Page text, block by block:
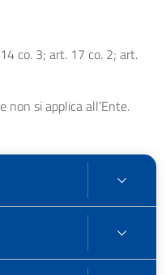
co. 3; art. 17 co. 2; art.
non si applica all’Ente.